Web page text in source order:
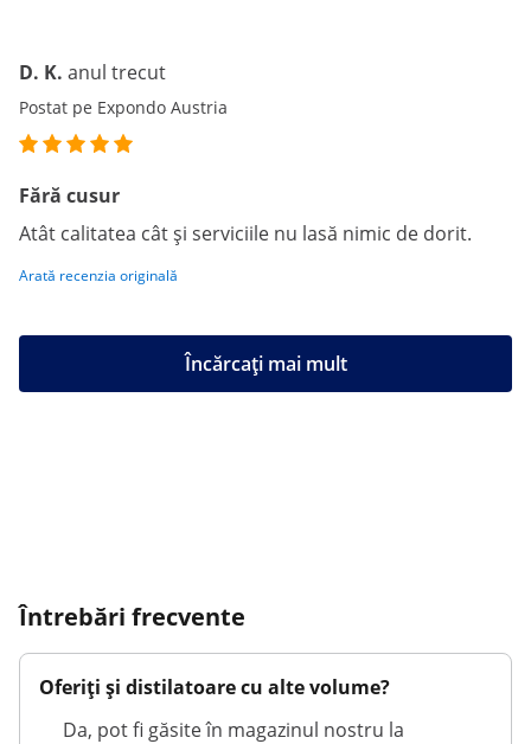
D. K. anul trecut
Postat pe Expondo Austria
Fără cusur
Atât calitatea cât și serviciile nu lasă nimic de dorit.
Arată recenzia originală
Încărcați mai mult
Întrebări frecvente
Oferiți și distilatoare cu alte volume?
Da, pot fi găsite în magazinul nostru la